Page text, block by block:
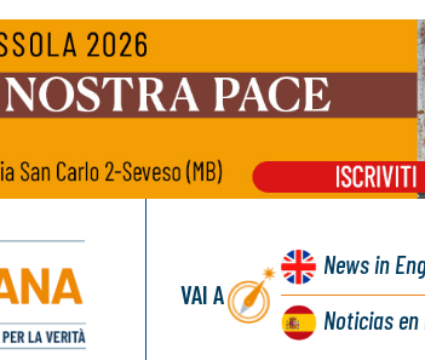
VAI A
Newsin
Noticiasen